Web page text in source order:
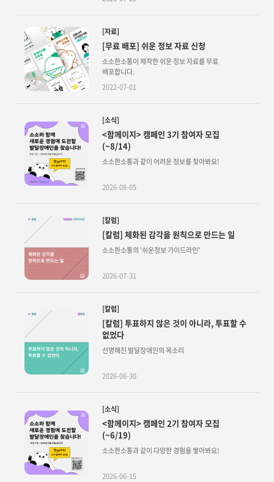
[자료]
[무료 배포] 쉬운 정보 자료 신청
소소한소통이 제작한 쉬운 정보 자료를 무료
배포합니다.
2022-07-01
[소식]
<함께이지> 캠페인 3기 참여자 모집
(~8/14)
소소한소통과 같이 어려운 정보를 찾아봐요!
2026-08-05
[칼럼]
[칼럼] 체화된 감각을 원칙으로 만드는 일
소소한소통의 '쉬운정보 가이드라인'
2026-07-31
[칼럼]
[칼럼] 투표하지 않은 것이 아니라, 투표할 수
없었다
선명해진 발달장애인의 목소리
2026-06-30
[소식]
<함께이지> 캠페인 2기 참여자 모집
(~6/19)
소소한소통과 같이 다양한 경험을 쌓아봐요!
2026-06-15